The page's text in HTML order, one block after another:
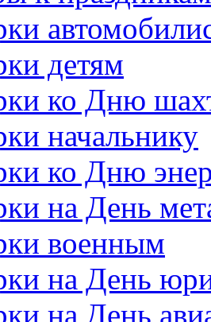
детям
ко Дню
начальнику
ко Дню
на День
военным
на День
на День